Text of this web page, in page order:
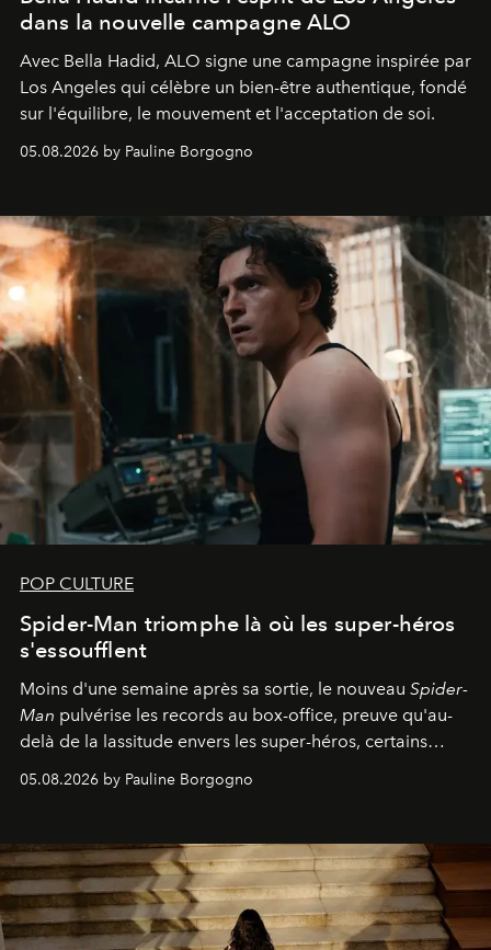
dans la nouvelle campagne ALO
Avec Bella Hadid, ALO signe une campagne inspirée par
Los Angeles qui célèbre un bien-être authentique, fondé
sur l'équilibre, le mouvement et l'acceptation de soi.
05.08.2026 by Pauline Borgogno
POP CULTURE
Spider-Man triomphe là où les super-héros
s'essoufflent
Moins d'une semaine après sa sortie, le nouveau Spider-
Man pulvérise les records au box-office, preuve qu'au-
delà de la lassitude envers les super-héros, certains
personnages continuent de susciter une ferveur intacte.
05.08.2026 by Pauline Borgogno